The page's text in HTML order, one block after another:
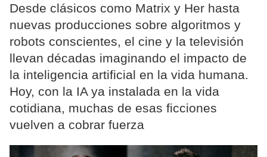
Desde clásicos como Matrix y Her hasta
nuevas producciones sobre algoritmos y
robots conscientes, el cine y la televisión
llevan décadas imaginando el impacto de
la inteligencia artificial en la vida humana.
Hoy, con la IA ya instalada en la vida
cotidiana, muchas de esas ficciones
vuelven a cobrar fuerza